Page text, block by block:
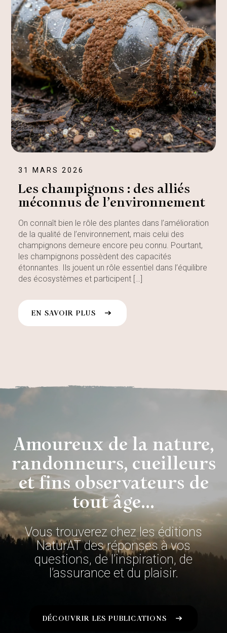
31 MARS 2026
Les champignons : des alliés
méconnus de l’environnement
On connaît bien le rôle des plantes dans l’amélioration
de la qualité de l’environnement, mais celui des
champignons demeure encore peu connu. Pourtant,
les champignons possèdent des capacités
étonnantes. Ils jouent un rôle essentiel dans l’équilibre
des écosystèmes et participent […]
EN SAVOIR PLUS
Amoureux de la nature,
randonneurs, cueilleurs
et fins observateurs de
tout âge...
Vous trouverez chez les éditions
NaturAT des réponses à vos
questions, de l’inspiration, de
l’assurance et du plaisir.
DÉCOUVRIR LES PUBLICATIONS